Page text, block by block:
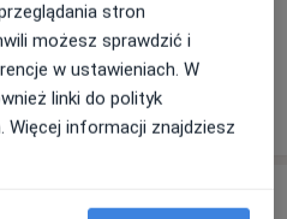
stron
możesz sprawdzić i
w ustawieniach. W
linki do polityk
informacji znajdziesz